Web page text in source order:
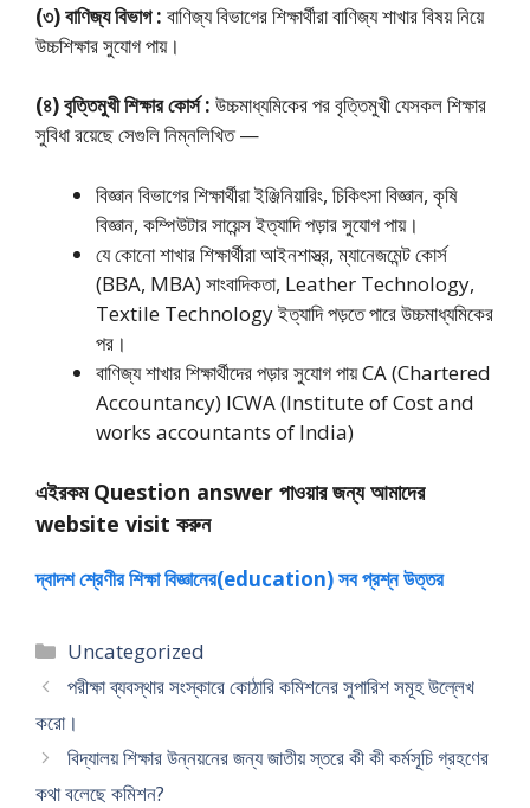
(৩) বাণিজ্য বিভাগ : বাণিজ্য বিভাগের শিক্ষার্থীরা বাণিজ্য শাখার বিষয় নিয়ে
উচ্চশিক্ষার সুযােগ পায়।
(৪) বৃত্তিমুখী শিক্ষার কোর্স : উচ্চমাধ্যমিকের পর বৃত্তিমুখী যেসকল শিক্ষার
সুবিধা রয়েছে সেগুলি নিম্নলিখিত —
বিজ্ঞান বিভাগের শিক্ষার্থীরা ইঞ্জিনিয়ারিং, চিকিৎসা বিজ্ঞান, কৃষি
বিজ্ঞান, কম্পিউটার সায়েন্স ইত্যাদি পড়ার সুযোগ পায়।
যে কোনাে শাখার শিক্ষার্থীরা আইনশাস্ত্র, ম্যানেজমেন্ট কোর্স
(BBA, MBA) সাংবাদিকতা, Leather Technology,
Textile Technology ইত্যাদি পড়তে পারে উচ্চমাধ্যমিকের
পর।
বাণিজ্য শাখার শিক্ষার্থীদের পড়ার সুযোগ পায় CA (Chartered
Accountancy) ICWA (Institute of Cost and
works accountants of India)
এইরকম Question answer পাওয়ার জন্য আমাদের
website visit করুন
দ্বাদশ শ্রেণীর শিক্ষা বিজ্ঞানের(education) সব প্রশ্ন উত্তর
Categories
Uncategorized
পরীক্ষা ব্যবস্থার সংস্কারে কোঠারি কমিশনের সুপারিশ সমূহ উল্লেখ
করো।
বিদ্যালয় শিক্ষার উন্নয়নের জন্য জাতীয় স্তরে কী কী কর্মসূচি গ্রহণের
কথা বলেছে কমিশন?